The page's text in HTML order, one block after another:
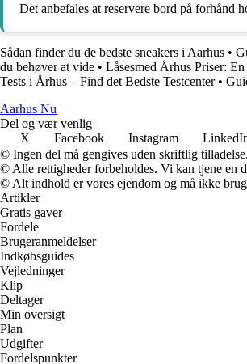
Det anbefales at reservere bord på forhånd
Sådan finder du de bedste sneakers i Aarhus •
du behøver at vide • Låsesmed Århus Priser:
Tests i Århus – Find det Bedste Testcenter•
Aarhus Nu
Del og vær venlig
X
Facebook Instagram
© Ingen del må gengives uden skriftlig tilladelse.
© Alle rettigheder forbeholdes. Vi kan tjene en
© Alt indhold er vores ejendom og må ikke
Artikler
Gratis gaver
Fordele
Brugeranmeldelser
Indkøbsguides
Vejledninger
Klip
Deltager
Min oversigt
Plan
Udgifter
Fordelspunkter